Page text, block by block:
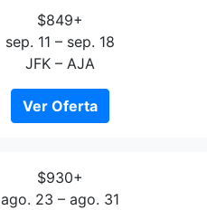
$849+
sep. 11 – sep. 18
JFK – AJA
Ver Oferta
$930+
ago. 23 – ago. 31